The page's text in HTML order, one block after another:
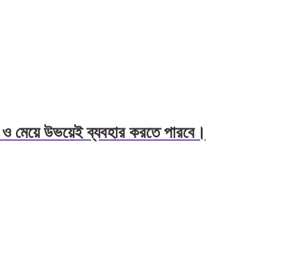
উভয়েই ব্যবহার করতে পারবে।